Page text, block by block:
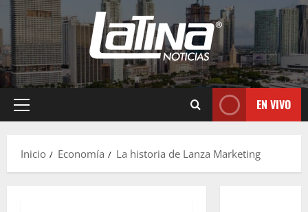
EN VIVO
Inicio Economía La historia de Lanza Marketing